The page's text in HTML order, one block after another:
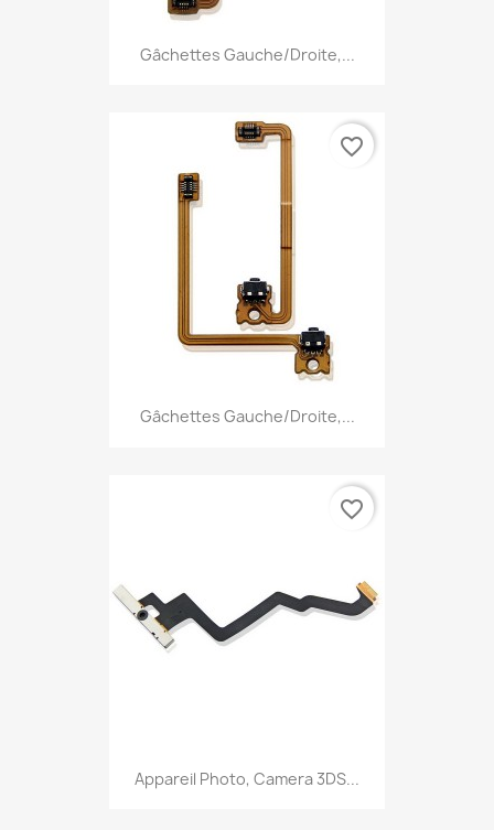
Gâchettes Gauche/Droite,...
Gâchettes Gauche/Droite,...
favorite_border
Appareil Photo, Camera 3DS...
favorite_border